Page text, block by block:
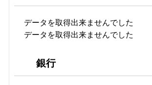
データを取得出来ませんでした
データを取得出来ませんでした
銀行